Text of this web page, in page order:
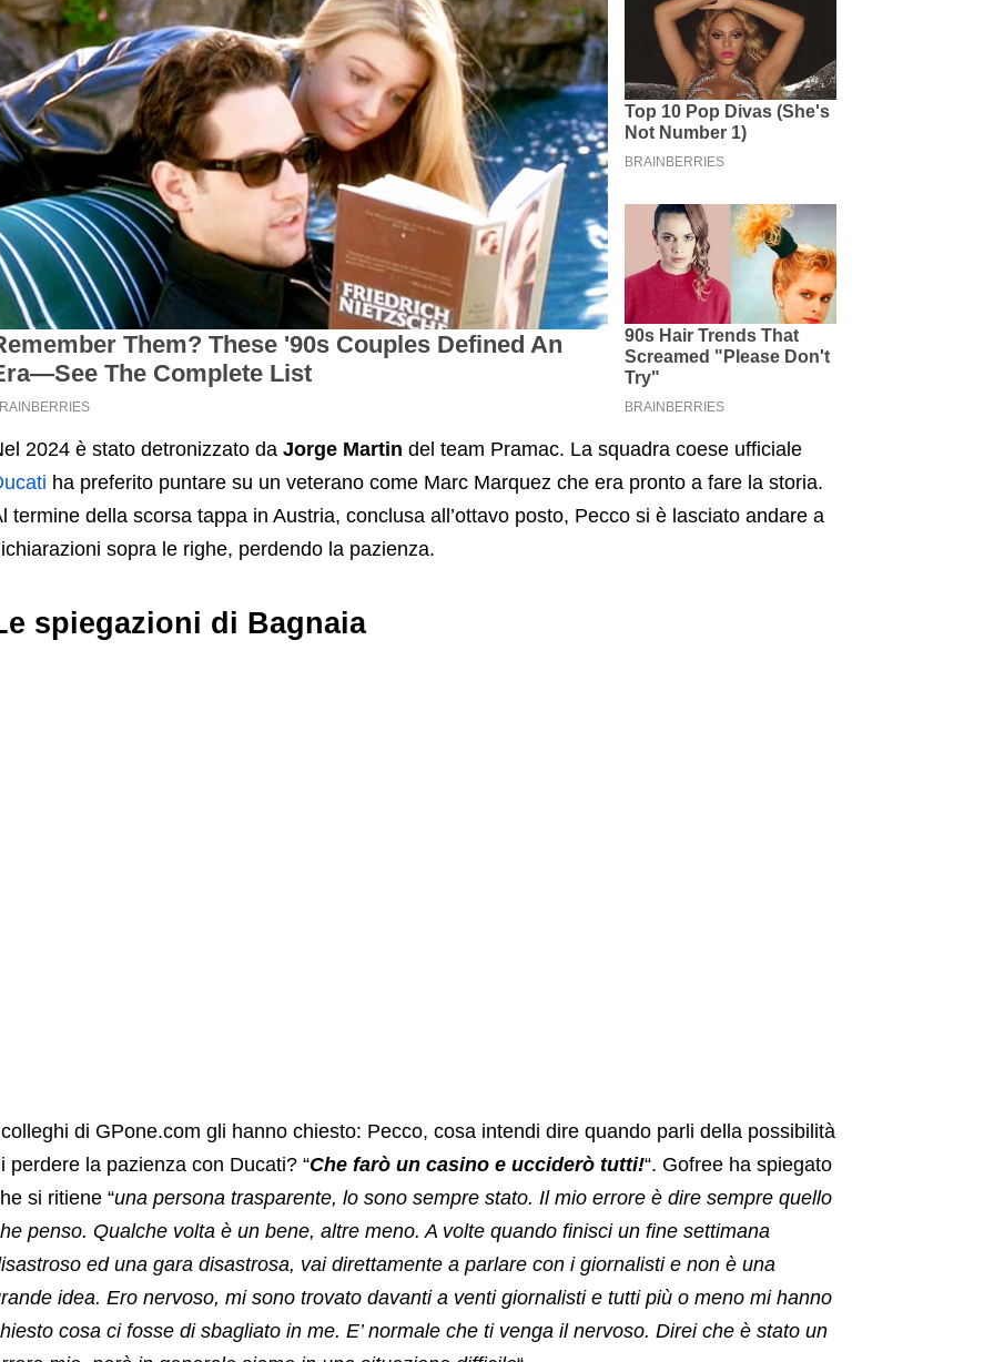
2024 è stato detronizzato da Jorge Martin del team Pramac. La squadra coese ufficiale
ha preferito puntare su un veterano come Marc Marquez che era pronto a fare la storia.
termine della scorsa tappa in Austria, conclusa all’ottavo posto, Pecco si è lasciato andare a
sopra le righe, perdendo la pazienza.
spiegazioni di Bagnaia
di GPone.com gli hanno chiesto: Pecco, cosa intendi dire quando parli della possibilità
perdere la pazienza con Ducati? “Che farò un casino e ucciderò tutti!“. Gofree ha spiegato
si ritiene “una persona trasparente, lo sono sempre stato. Il mio errore è dire sempre quello
penso. Qualche volta è un bene, altre meno. A volte quando finisci un fine settimana
ed una gara disastrosa, vai direttamente a parlare con i giornalisti e non è una
idea. Ero nervoso, mi sono trovato davanti a venti giornalisti e tutti più o meno mi hanno
cosa ci fosse di sbagliato in me. E’ normale che ti venga il nervoso. Direi che è stato un